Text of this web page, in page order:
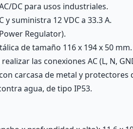
DC para usos industriales.
y suministra 12 VDC a 33.3 A.
Regulator).
de tamaño 116 x 194 x 50 mm.
las conexiones AC (L, N,
carcasa de metal y
agua, de tipo IP53.